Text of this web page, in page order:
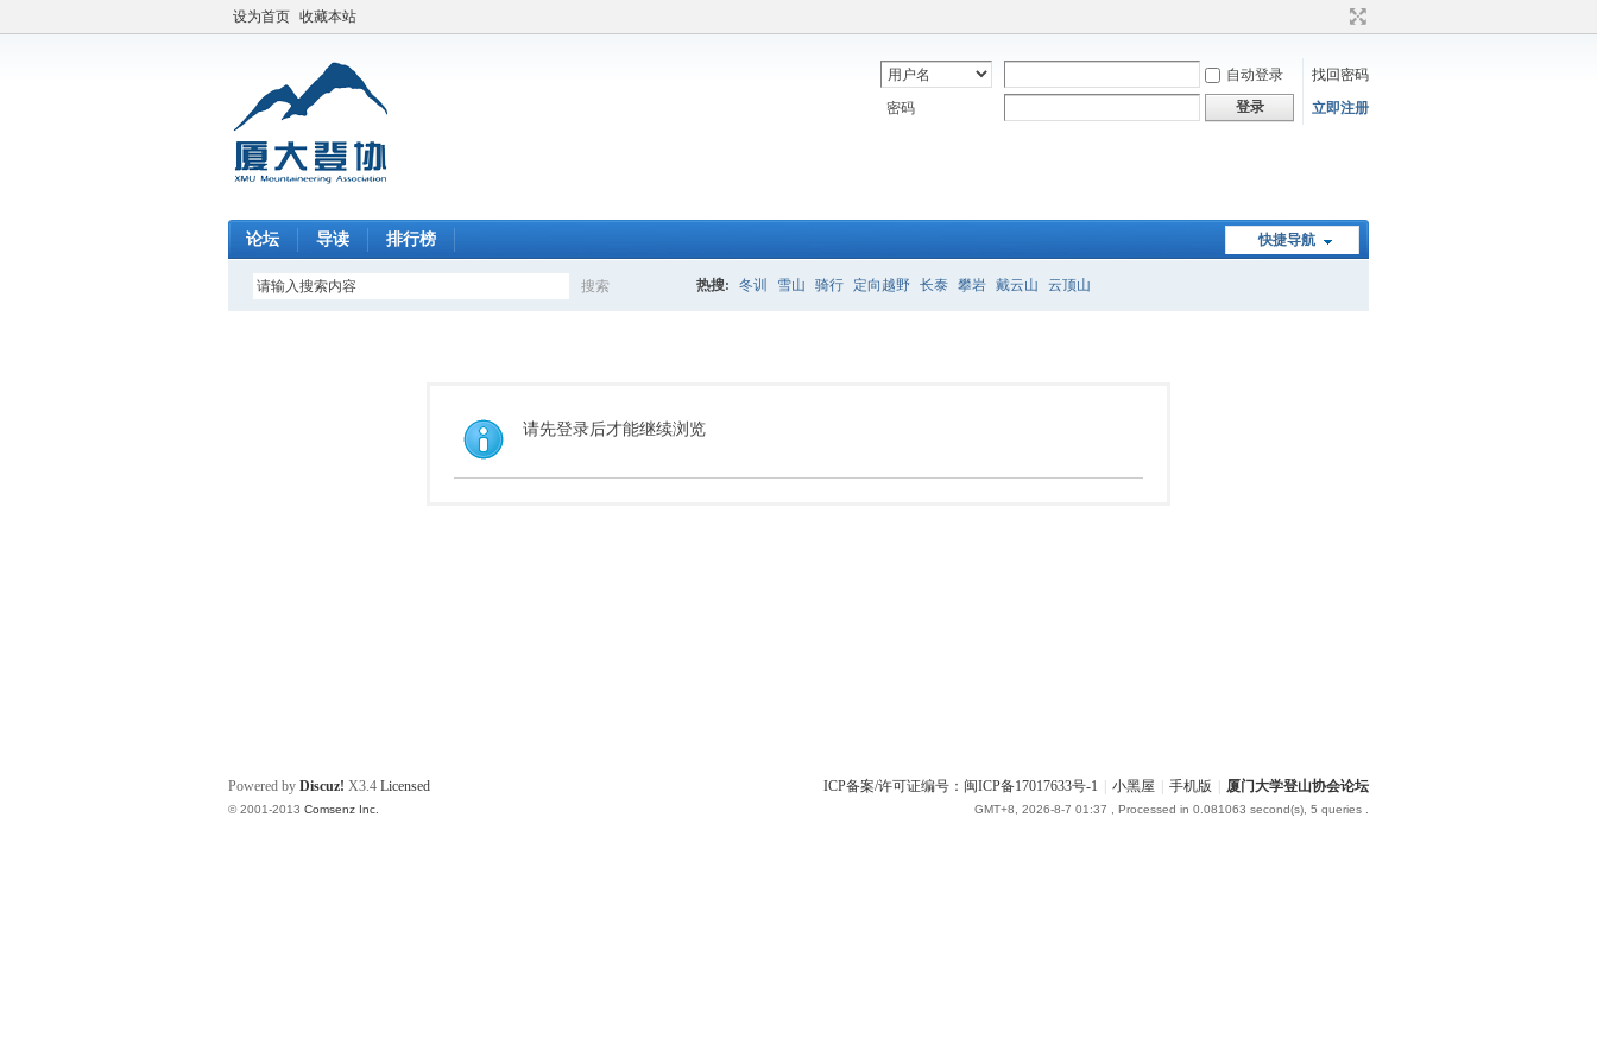
设为首页 收藏本站
自动登录
找回密码
密码
登录 立即注册
快捷导航
论坛 导读 排行榜
搜索
索
热搜: 冬训 雪山 骑行 定向越野 长泰 攀岩 戴云山 云顶山
请先登录后才能继续浏览
ICP备案/许可证编号：闽ICP备17017633号-1 小黑屋 手机版 厦门大学登山协会论坛
GMT+8, 2026-8-7 01:37 , Processed in 0.081063 second(s), 5 queries .
Powered by Discuz! X3.4 Licensed
© 2001-2013 Comsenz Inc.